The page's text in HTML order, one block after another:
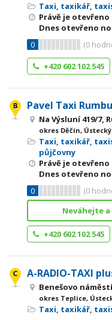
Taxi, taxikář,
Právě je otevřeno
Dnes otevřeno
0
(0
+420 602 102 545
Pavel Taxi
Na Výsluní 419/7,
okres Děčín,
Taxi, taxikář,
půjčovny
Právě je otevřeno
Dnes otevřeno
0
(0
Neváhejte
+420 602 102 545
A-RADIO-TAXI
Benešovo
okres Teplice,
Taxi, taxikář,